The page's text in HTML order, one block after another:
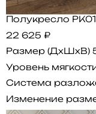
Полукресло
22 625 ₽
Размер (ДхШхВ)
Уровень
Система
Изменение